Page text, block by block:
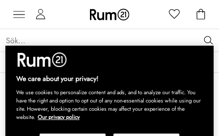
Få 15 % rabatt på Grythyttan Stålmöbler* →
We care about your privacy!
We use cookies to personalize content and ads, and to analyze our traffic. You
have the right and option to opt out of any non-essential cookies while using our
site. However, blocking certain cookies may affect your experience of the
website. Our privacy policy